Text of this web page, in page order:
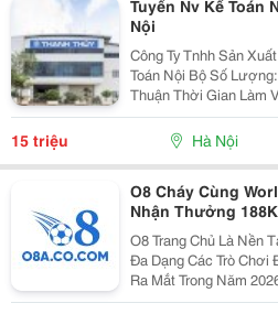
Tuyển Nv Kế Toán
Nội
Công Ty Tnhh Sản Xuất Và
Toán Nội Bộ Số Lượng: 01 Người Mức Lương: Thỏa
Thuận Thời Gian Làm Việc: Theo Giờ Hành Chính Từ
Thứ 2 Đến Thứ 7. Nội Dung Công Việc: - Làm Hợp Đồng
Mua Bán, Tính Lương
15 triệu Hà Nội
O8 Cháy Cùng
Nhận Thưởng 188K
O8 Trang Chủ Là Nền
Đa Dạng Các Trò
Ra Mắt Trong Năm
Trường Châu Á. Theo